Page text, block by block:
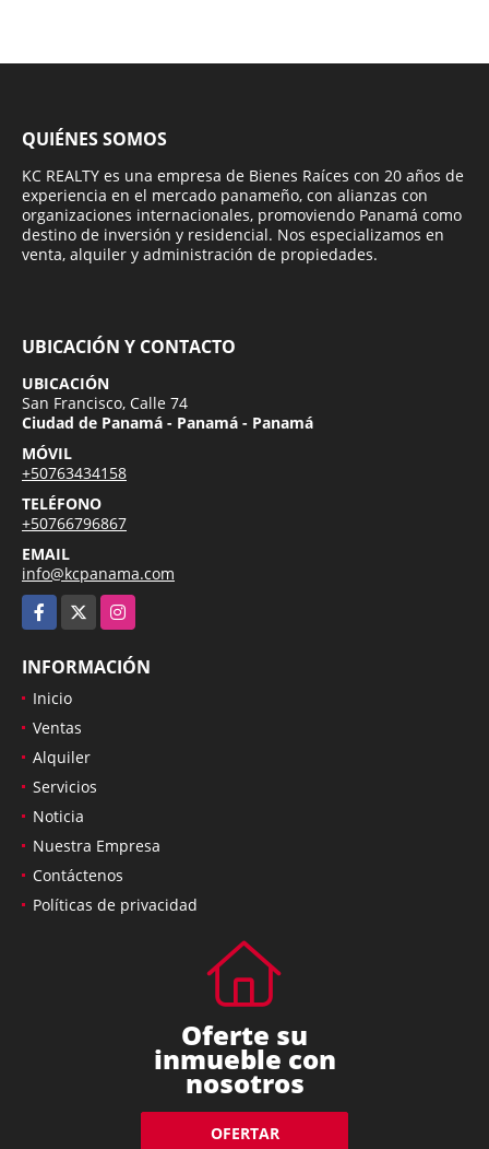
QUIÉNES SOMOS
KC REALTY es una empresa de Bienes Raíces con 20 años de
experiencia en el mercado panameño, con alianzas con
organizaciones internacionales, promoviendo Panamá como
destino de inversión y residencial. Nos especializamos en
venta, alquiler y administración de propiedades.
UBICACIÓN Y CONTACTO
UBICACIÓN
San Francisco, Calle 74
Ciudad de Panamá - Panamá - Panamá
MÓVIL
+50763434158
TELÉFONO
+50766796867
EMAIL
info@kcpanama.com
Facebook
Instagram
INFORMACIÓN
Inicio
Ventas
Alquiler
Servicios
Noticia
Nuestra Empresa
Contáctenos
Políticas de privacidad
Oferte su
inmueble con
nosotros
OFERTAR